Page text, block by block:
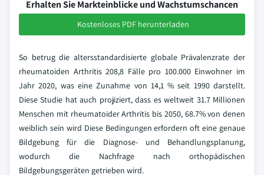
Erhalten Sie Markteinblicke und Wachstumschancen
Kostenloses PDF herunterladen
So betrug die altersstandardisierte globale Prävalenzrate der
rheumatoiden Arthritis 208,8 Fälle pro 100.000 Einwohner im
Jahr 2020, was eine Zunahme von 14,1 % seit 1990 darstellt.
Diese Studie hat auch projiziert, dass es weltweit 31.7 Millionen
Menschen mit rheumatoider Arthritis bis 2050, 68.7% von denen
weiblich sein wird Diese Bedingungen erfordern oft eine genaue
Bildgebung für die Diagnose- und Behandlungsplanung,
wodurch die Nachfrage nach orthopädischen
Bildgebungsgeräten getrieben wird.